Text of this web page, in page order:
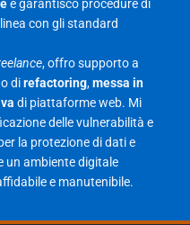
17
e garantisco procedure di
con gli standard
, offro supporto a
direfactoring,messa in
di piattaforme web. Mi
delle vulnerabilità e
la protezione di dati e
un ambiente digitale
e manutenibile.